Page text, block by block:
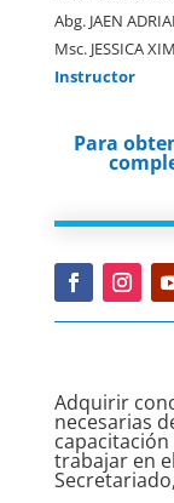
Abg. JAEN
Msc. JESSICA
Instructor
Para
Adquirir
necesarias
trabajar en